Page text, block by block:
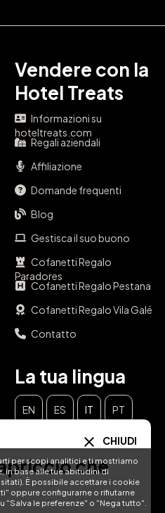
per scopi analitici e ti mostriamo
in base alle tue abitudini di
È possibile accettare i cookie
oppure configurarne o rifiutarne
le preferenze" o "Nega tutto".
Vendere con la
Hotel Treats
Informazioni su
hoteltreats.com
Regali aziendali
Affiliazione
Domande frequenti
Blog
Gestisca il suo buono
Cofanetti Regalo
Paradores
Cofanetti Regalo Pestana
Cofanetti Regalo Vila Galé
Contatto
La tua lingua
EN ES IT PT
NL CHIUDI
che